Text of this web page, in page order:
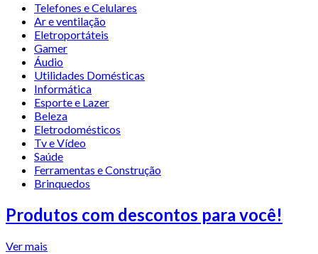
Telefones e Celulares
Ar e ventilação
Eletroportáteis
Gamer
Áudio
Utilidades Domésticas
Informática
Esporte e Lazer
Beleza
Eletrodomésticos
Tv e Vídeo
Saúde
Ferramentas e Construção
Brinquedos
Produtos com descontos para você!
Ver mais